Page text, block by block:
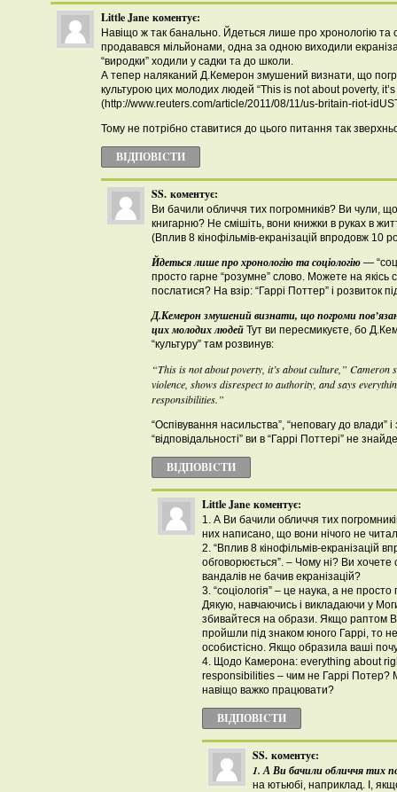
Little Jane коментує:
Навіщо ж так банально. Йдеться лише про хронологію та
продавався мільйонами, одна за одною виходили
“виродки” ходили у садки та до школи.
А тепер наляканий Д.Кемерон змушений визнати, що
культурою цих молодих людей “This is not about poverty,
(http://www.reuters.com/article/2011/08/11/us-britain-riot-
Тому не потрібно ставитися до цього питання так
ВІДПОВІCТИ
SS. коментує:
Ви бачили обличчя тих погромників? Ви чули,
книгарню? Не смішіть, вони книжки в руках в
(Вплив 8 кінофільмів-екранізацій впродовж 10
Йдеться лише про хронологію та соціологію —
просто гарне “розумне” слово. Можете на якісь
послатися? На взір: “Гаррі Поттер” і розвиток
Д.Кемерон змушений визнати, що погроми
цих молодих людей Тут ви пересмикуєте, бо
“культуру” там розвинув:
“This is not about poverty, it’s about culture,” Cameron
violence, shows disrespect to authority, and says
responsibilities.”
“Оспівування насильства”, “неповагу до влади”
“відповідальності” ви в “Гаррі Поттері” не
ВІДПОВІCТИ
Little Jane коментує:
1. А Ви бачили обличчя тих
них написано, що вони нічого не
2. “Вплив 8 кінофільмів-екранізацій
обговорюється”. – Чому ні? Ви
вандалів не бачив екранізацій?
3. “соціологія” – це наука, а не
Дякую, навчаючись і викладаючи у
збивайтеся на образи. Якщо раптом
пройшли під знаком юного Гаррі, то
особистісно. Якщо образила ваші
4. Щодо Камерона: everything about
responsibilities – чим не Гаррі Потер?
навіщо важко працювати?
ВІДПОВІCТИ
SS. коментує:
1. А Ви бачили обличчя тих
на ютьюбі, наприклад. І,